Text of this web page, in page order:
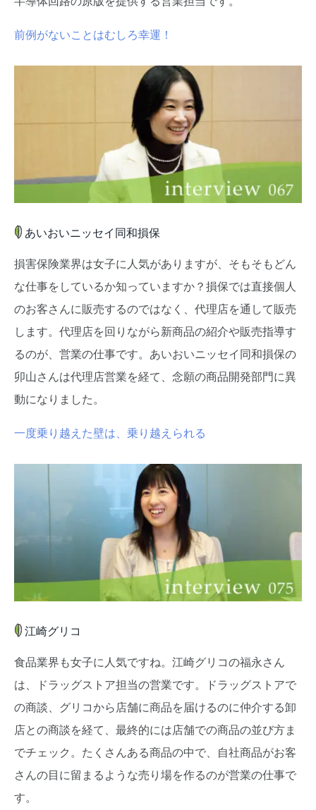
前例がないことはむしろ幸運！
あいおいニッセイ同和損保
損害保険業界は女子に人気がありますが、そもそもどん
な仕事をしているか知っていますか？損保では直接個人
のお客さんに販売するのではなく、代理店を通して販売
します。代理店を回りながら新商品の紹介や販売指導す
るのが、営業の仕事です。あいおいニッセイ同和損保の
卯山さんは代理店営業を経て、念願の商品開発部門に異
動になりました。
一度乗り越えた壁は、乗り越えられる
江崎グリコ
食品業界も女子に人気ですね。江崎グリコの福永さん
は、ドラッグストア担当の営業です。ドラッグストアで
の商談、グリコから店舗に商品を届けるのに仲介する卸
店との商談を経て、最終的には店舗での商品の並び方ま
でチェック。たくさんある商品の中で、自社商品がお客
さんの目に留まるような売り場を作るのが営業の仕事で
す。